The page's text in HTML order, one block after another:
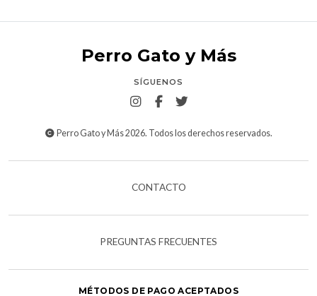
Perro Gato y Más
SÍGUENOS
Perro Gato y Más 2026. Todos los derechos reservados.
CONTACTO
PREGUNTAS FRECUENTES
MÉTODOS DE PAGO ACEPTADOS